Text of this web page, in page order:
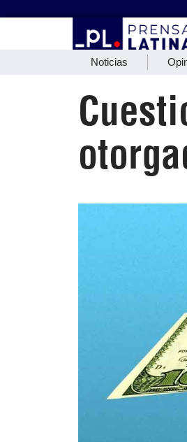
Noticias